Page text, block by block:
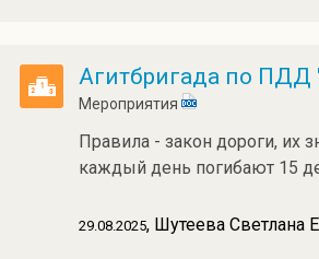
Агитбригада по ПДД
Мероприятия
Правила - закон дороги, их
каждый день погибают 15
29.08.2025, Шутеева Светлана